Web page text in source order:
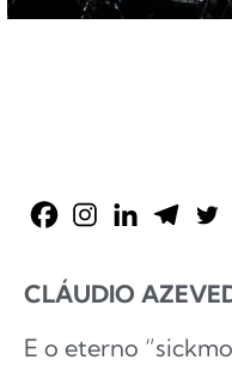
CLÁUDIO
E o eterno